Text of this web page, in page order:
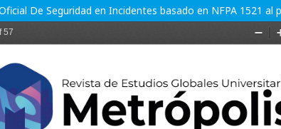
De Seguridad en Incidentes basado en NFPA 1521